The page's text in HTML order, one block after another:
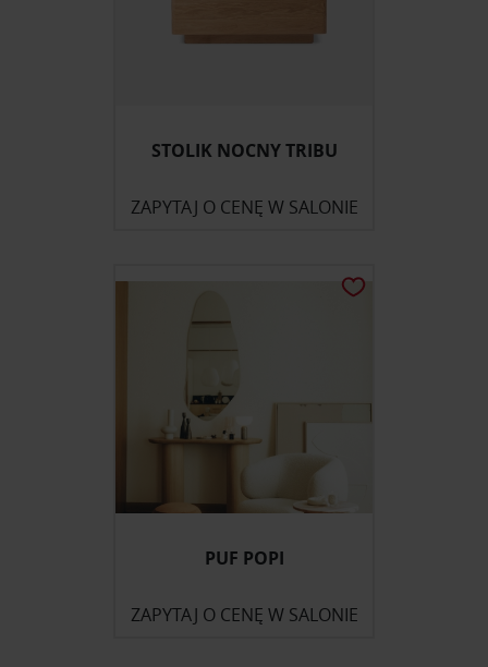
STOLIK NOCNY TRIBU
ZAPYTAJ O CENĘ W SALONIE
PUF POPI
ZAPYTAJ O CENĘ W SALONIE